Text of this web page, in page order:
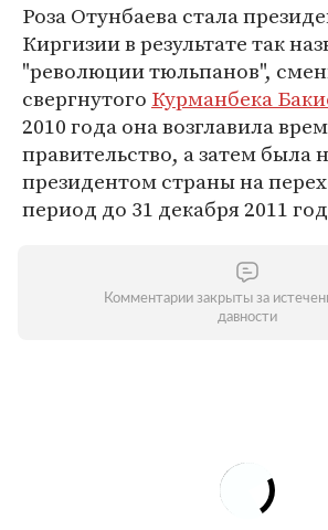
Роза Отунбаева стала
Киргизии в результате так
"революции тюльпанов",
свергнутого Курманбека
2010 года она возглавила
правительство, а затем была
президентом страны на
период до 31 декабря 2011
Комментарии закрыты за
давности